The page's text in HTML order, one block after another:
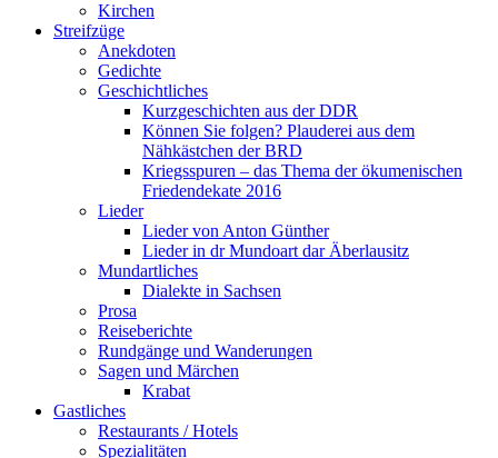
Kirchen
Streifzüge
Anekdoten
Gedichte
Geschichtliches
Kurzgeschichten aus der DDR
Können Sie folgen? Plauderei aus dem
Nähkästchen der BRD
Kriegsspuren – das Thema der ökumenischen
Friedendekate 2016
Lieder
Lieder von Anton Günther
Lieder in dr Mundoart dar Äberlausitz
Mundartliches
Dialekte in Sachsen
Prosa
Reiseberichte
Rundgänge und Wanderungen
Sagen und Märchen
Krabat
Gastliches
Restaurants / Hotels
Spezialitäten